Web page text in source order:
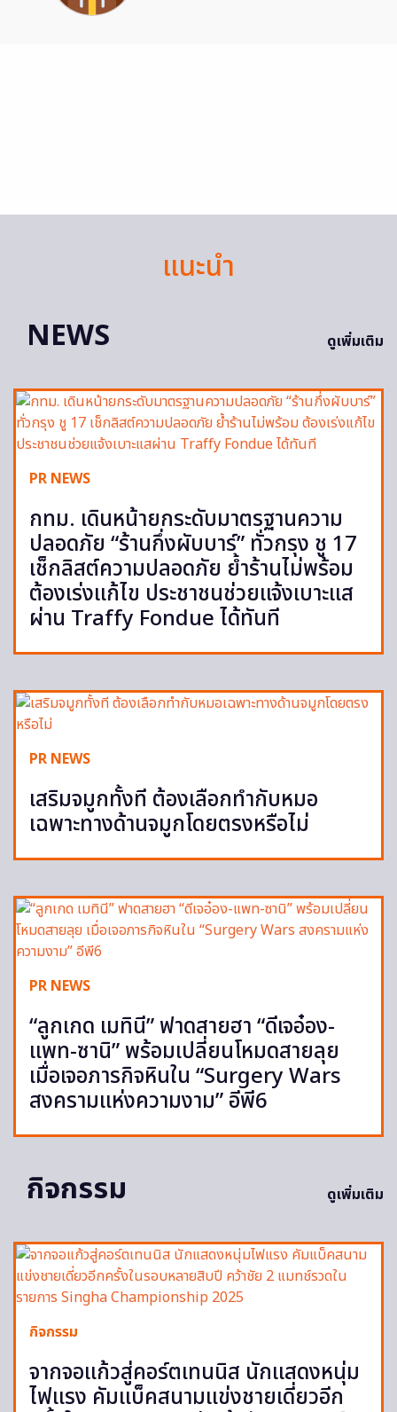
แนะนำ
NEWS
ดูเพิ่มเติม
PR NEWS
กทม. เดินหน้ายกระดับมาตรฐานความ
ปลอดภัย “ร้านกึ่งผับบาร์” ทั่วกรุง ชู 17
เช็กลิสต์ความปลอดภัย ย้ำร้านไม่พร้อม
ต้องเร่งแก้ไข ประชาชนช่วยแจ้งเบาะแส
ผ่าน Traffy Fondue ได้ทันที
PR NEWS
เสริมจมูกทั้งที ต้องเลือกทำกับหมอ
เฉพาะทางด้านจมูกโดยตรงหรือไม่
PR NEWS
“ลูกเกด เมทินี” ฟาดสายฮา “ดีเจอ๋อง-
แพท-ซานิ” พร้อมเปลี่ยนโหมดสายลุย
เมื่อเจอภารกิจหินใน “Surgery Wars
สงครามแห่งความงาม” อีพี6
กิจกรรม ดูเพิ่มเติม
กิจกรรม
จากจอแก้วสู่คอร์ตเทนนิส นักแสดงหนุ่ม
ไฟแรง คัมแบ็คสนามแข่งชายเดี่ยวอีก